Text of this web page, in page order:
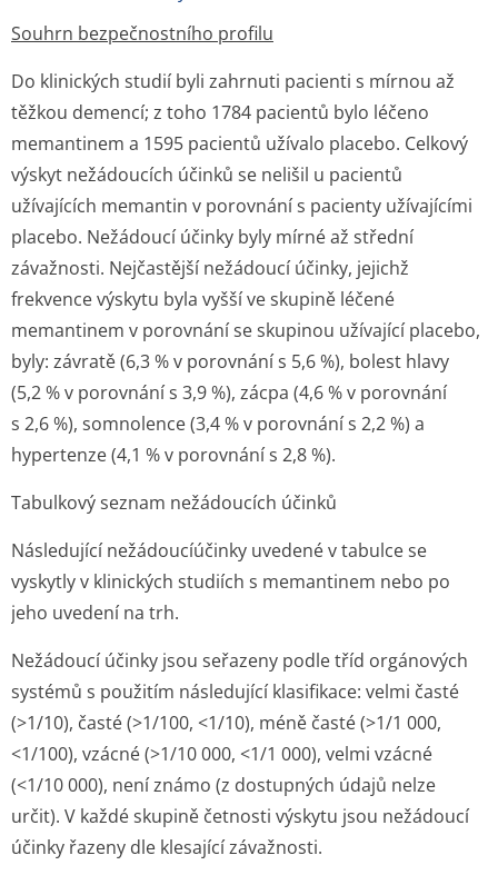
Souhrn bezpečnostního profilu
Do klinických studií byli zahrnuti pacienti s mírnou až
těžkou demencí; z toho 1784 pacientů bylo léčeno
memantinem a 1595 pacientů užívalo placebo. Celkový
výskyt nežádoucích účinků se nelišil u pacientů
užívajících memantin v porovnání s pacienty užívajícími
placebo. Nežádoucí účinky byly mírné až střední
závažnosti. Nejčastější nežádoucí účinky, jejichž
frekvence výskytu byla vyšší ve skupině léčené
memantinem v porovnání se skupinou užívající placebo,
byly: závratě (6,3 % v porovnání s 5,6 %), bolest hlavy
(5,2 % v porovnání s 3,9 %), zácpa (4,6 % v porovnání
s 2,6 %), somnolence (3,4 % v porovnání s 2,2 %) a
hypertenze (4,1 % v porovnání s 2,8 %).
Tabulkový seznam nežádoucích účinků
Následující nežádoucíúčinky uvedené v tabulce se
vyskytly v klinických studiích s memantinem nebo po
jeho uvedení na trh.
Nežádoucí účinky jsou seřazeny podle tříd orgánových
systémů s použitím následující klasifikace: velmi časté
(>1/10), časté (>1/100, <1/10), méně časté (>1/1 000,
<1/100), vzácné (>1/10 000, <1/1 000), velmi vzácné
(<1/10 000), není známo (z dostupných údajů nelze
určit). V každé skupině četnosti výskytu jsou nežádoucí
účinky řazeny dle klesající závažnosti.